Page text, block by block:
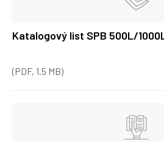
Katalogový list SPB 500L/
(PDF, 1.5 MB)